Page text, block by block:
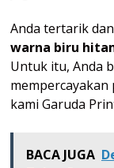
Anda tertarik
warna biru
Untuk itu, Anda
kami Garuda
BACA JUGA